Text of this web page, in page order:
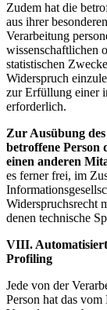
Zudem hat die
aus ihrer
Verarbeitung
wissenschaftlichen
statistischen
Widerspruch
zur Erfüllung einer
erforderlich.
Zur Ausübung
betroffene
einen anderen
es ferner frei, im
Widerspruchsrecht
denen technische
VIII.
Profiling
Jede von der
Person hat das